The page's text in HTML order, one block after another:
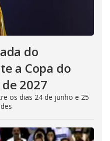
do
a Copa do
2027
os dias 24 de junho e 25